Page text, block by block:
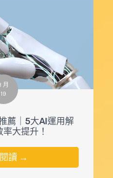
月
19
薦｜5大AI運用解
大提升！
讀 →